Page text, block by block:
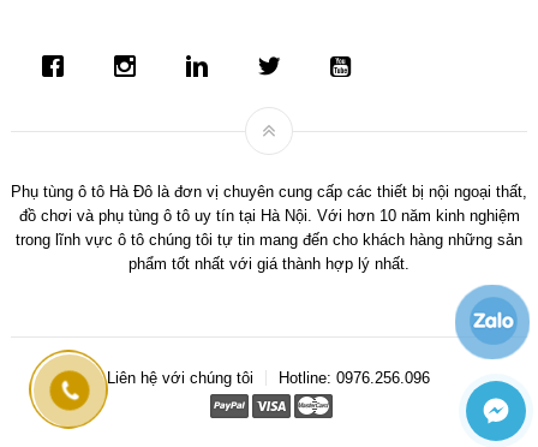
Phụ tùng ô tô Hà Đô là đơn vị chuyên cung cấp các thiết bị nội ngoại thất,
đồ chơi và phụ tùng ô tô uy tín tại Hà Nội. Với hơn 10 năm kinh nghiệm
trong lĩnh vực ô tô chúng tôi tự tin mang đến cho khách hàng những sản
phẩm tốt nhất với giá thành hợp lý nhất.
Liên hệ với chúng tôi Hotline: 0976.256.096